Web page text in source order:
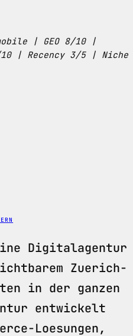
| GEO 8/10 |
| Recency 3/5 | Niche
Digitalagentur
Zuerich-
in der ganzen
entwickelt
Loesungen,